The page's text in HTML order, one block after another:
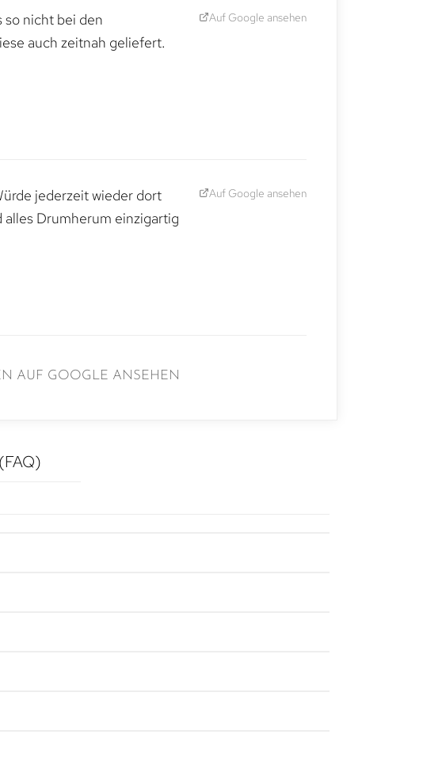
so nicht bei den
auch zeitnah geliefert.
Auf Google ansehen
jederzeit wieder dort
Drumherum einzigartig
Auf Google ansehen
AUF GOOGLE ANSEHEN